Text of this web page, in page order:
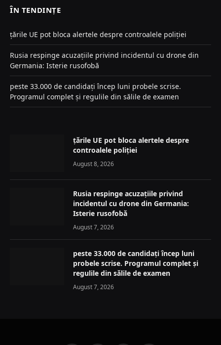
ÎN TENDINȚE
țările UE pot bloca alertele despre controalele poliției
Rusia respinge acuzațiile privind incidentul cu drone din
Germania: Isterie rusofobă
peste 33.000 de candidați încep luni probele scrise.
Programul complet și regulile din sălile de examen
țările UE pot bloca alertele despre
controalele poliției
August 8, 2026
Rusia respinge acuzațiile privind
incidentul cu drone din Germania:
Isterie rusofobă
August 7, 2026
peste 33.000 de candidați încep luni
probele scrise. Programul complet și
regulile din sălile de examen
August 7, 2026